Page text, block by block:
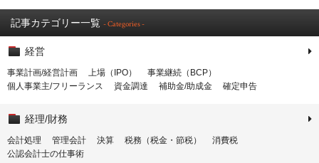
記事カテゴリー一覧 - Categories -
経営
事業計画/経営計画 上場（IPO）
事業継続（BCP）
個人事業主/フリーランス
資金調達 補助金/助成金 確定申告
経理/財務
会計処理 管理会計 決算 税務（税金・節税）
消費税
公認会計士の仕事術